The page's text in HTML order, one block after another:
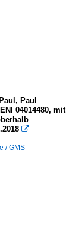
Paul
04014480, mit

/ GMS -